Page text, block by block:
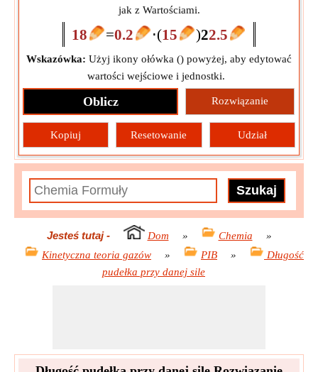
jak z Wartościami.
18 =0.2 ⋅(15 )22.5
Wskazówka: Użyj ikony ołówka () powyżej, aby edytować
wartości wejściowe i jednostki.
Oblicz Rozwiązanie
Kopiuj Resetowanie Udział
Jesteś tutaj- Dom » Chemia
»
Kinetyczna teoria gazów
» PIB »
Długość
pudełka przy danej sile